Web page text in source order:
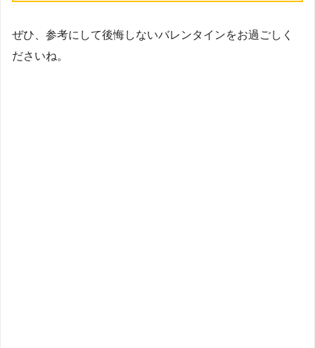
ぜひ、参考にして後悔しないバレンタインをお過ごしく
ださいね。